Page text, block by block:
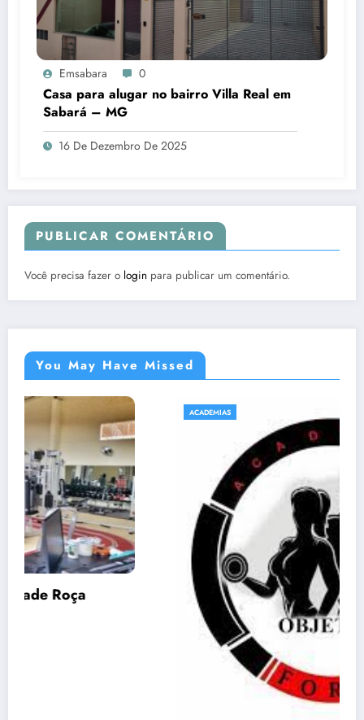
Emsabara 0
Casa para alugar no bairro Villa Real em
Sabará – MG
16 De Dezembro De 2025
PUBLICAR COMENTÁRIO
Você precisa fazer o login para publicar um comentário.
You May Have Missed